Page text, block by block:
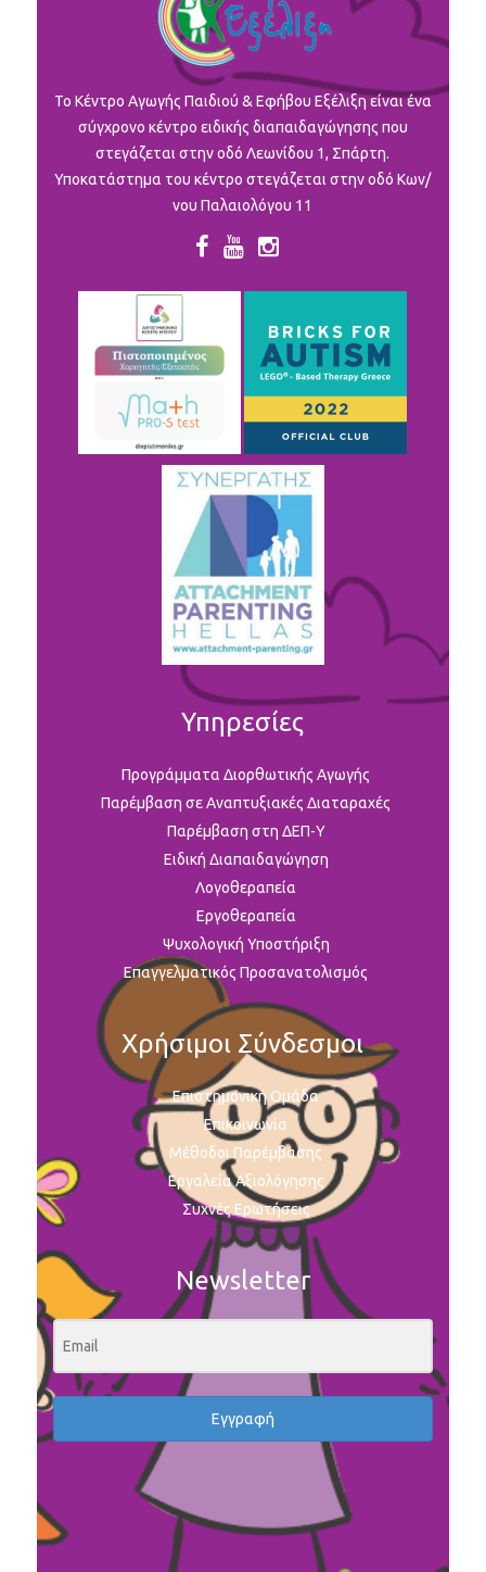
To Κέντρο Αγωγής Παιδιού & Εφήβου Εξέλιξη είναι ένα
σύγχρονο κέντρο ειδικής διαπαιδαγώγησης που
στεγάζεται στην οδό Λεωνίδου 1, Σπάρτη.
Υποκατάστημα του κέντρο στεγάζεται στην οδό Κων/
νου Παλαιολόγου 11
Υπηρεσίες
Προγράμματα Διορθωτικής Αγωγής
Παρέμβαση σε Αναπτυξιακές Διαταραχές
Παρέμβαση στη ΔΕΠ-Υ
Ειδική Διαπαιδαγώγηση
Λογοθεραπεία
Εργοθεραπεία
Ψυχολογική Υποστήριξη
Επαγγελματικός Προσανατολισμός
Χρήσιμοι Σύνδεσμοι
Επιστημονική Ομάδα
Επικοινωνία
Μέθοδοι Παρέμβασης
Εργαλεία Αξιολόγησης
Συχνές Ερωτήσεις
Newsletter
Εγγραφή